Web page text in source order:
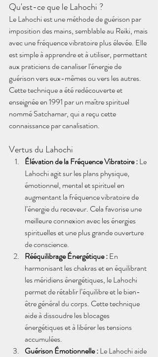
Qu'est-ce que le Lahochi ?
Le Lahochi est une méthode de guérison par
imposition des mains, semblable au Reiki, mais
avec une fréquence vibratoire plus élevée. Elle
est simple à apprendre et à utiliser, permettant
aux praticiens de canaliser l'énergie de
guérison vers eux-mêmes ou vers les autres.
Cette technique a été redécouverte et
enseignée en 1991 par un maître spirituel
nommé Satchamar, qui a reçu cette
connaissance par canalisation.
Vertus du Lahochi
Élévation de la Fréquence Vibratoire : Le
Lahochi agit sur les plans physique,
émotionnel, mental et spirituel en
augmentant la fréquence vibratoire de
l’énergie du receveur. Cela favorise une
meilleure connexion avec les énergies
spirituelles et une plus grande ouverture
de conscience.
Rééquilibrage Énergétique : En
harmonisant les chakras et en équilibrant
les méridiens énergétiques, le Lahochi
permet de rétablir l’équilibre et le bien-
être général du corps. Cette technique
aide à dissoudre les blocages
énergétiques et à libérer les tensions
accumulées.
Guérison Émotionnelle : Le Lahochi aide